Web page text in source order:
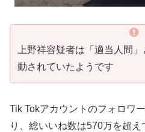
上野祥容疑者は「適当人間
動されていたようです
Tik Tokアカウントのフォロワ
り、総いいね数は570万を超え